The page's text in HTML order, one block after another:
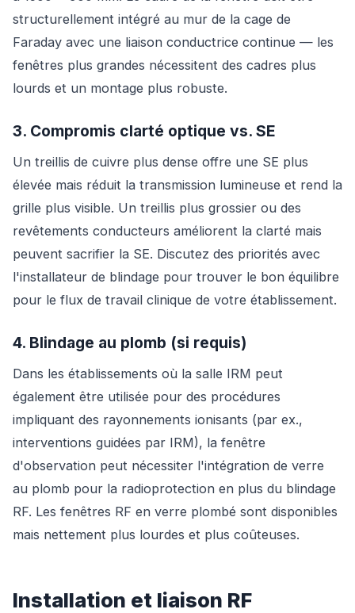
structurellement intégré au mur de la cage de
Faraday avec une liaison conductrice continue — les
fenêtres plus grandes nécessitent des cadres plus
lourds et un montage plus robuste.
3. Compromis clarté optique vs. SE
Un treillis de cuivre plus dense offre une SE plus
élevée mais réduit la transmission lumineuse et rend la
grille plus visible. Un treillis plus grossier ou des
revêtements conducteurs améliorent la clarté mais
peuvent sacrifier la SE. Discutez des priorités avec
l'installateur de blindage pour trouver le bon équilibre
pour le flux de travail clinique de votre établissement.
4. Blindage au plomb (si requis)
Dans les établissements où la salle IRM peut
également être utilisée pour des procédures
impliquant des rayonnements ionisants (par ex.,
interventions guidées par IRM), la fenêtre
d'observation peut nécessiter l'intégration de verre
au plomb pour la radioprotection en plus du blindage
RF. Les fenêtres RF en verre plombé sont disponibles
mais nettement plus lourdes et plus coûteuses.
Installation et liaison RF